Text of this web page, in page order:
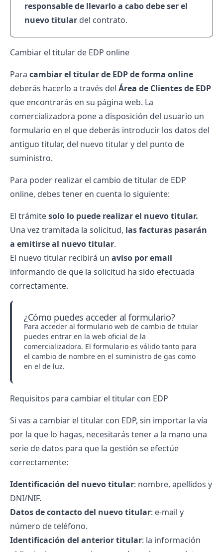
responsable de llevarlo a cabo debe ser el
nuevo titular del contrato.
Cambiar el titular de EDP online
Para cambiar el titular de EDP de forma online
deberás hacerlo a través del Área de Clientes de EDP
que encontrarás en su página web. La
comercializadora pone a disposición del usuario un
formulario en el que deberás introducir los datos del
antiguo titular, del nuevo titular y del punto de
suministro.
Para poder realizar el cambio de titular de EDP
online, debes tener en cuenta lo siguiente:
El trámitesolo lo puede realizar el nuevo titular.
Una vez tramitada la solicitud, las facturas pasarán
a emitirse al nuevo titular.
El nuevo titular recibirá un aviso por email
informando de que la solicitud ha sido efectuada
correctamente.
¿Cómo puedes acceder al formulario?
Para acceder al formulario web de cambio de titular
puedes entrar en la web oficial de la
comercializadora. El formulario es válido tanto para
el cambio de nombre en el suministro de gas como
en el de luz.
Requisitos para cambiar el titular con EDP
Si vas a cambiar el titular con EDP, sin importar la vía
por la que lo hagas, necesitarás tener a la mano una
serie de datos para que la gestión se efectúe
correctamente:
Identificación del nuevo titular: nombre, apellidos y
DNI/NIF.
Datos de contacto del nuevo titular: e-mail y
número de teléfono.
Identificación del anterior titular: la información